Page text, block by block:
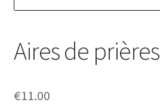
Aires de prières
€11.00